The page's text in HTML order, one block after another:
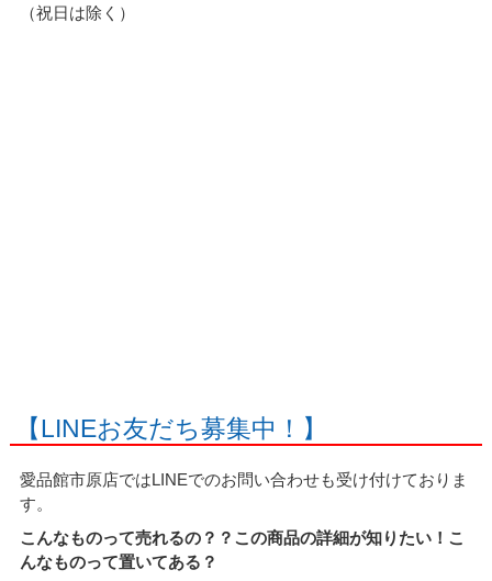
（祝日は除く）
【LINEお友だち募集中！】
愛品館市原店ではLINEでのお問い合わせも受け付けておりま
す。
こんなものって売れるの？？この商品の詳細が知りたい！こ
んなものって置いてある？